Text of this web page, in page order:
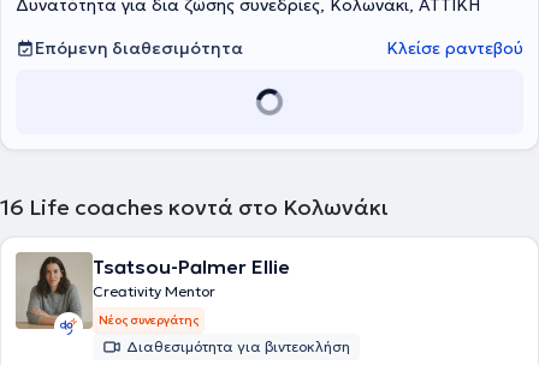
Δυνατότητα για δια ζώσης συνεδρίες, Κολωνάκι, ΑΤΤΙΚΗ
Επόμενη διαθεσιμότητα
Κλείσε ραντεβού
16 Life coaches κοντά στο Κολωνάκι
Tsatsou-Palmer Ellie
Creativity Mentor
Νέος συνεργάτης
Διαθεσιμότητα για βιντεοκλήση